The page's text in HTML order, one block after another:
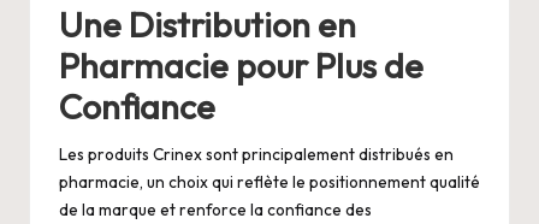
Une Distribution en
Pharmacie pour Plus de
Confiance
Les produits Crinex sont principalement distribués en
pharmacie, un choix qui reflète le positionnement qualité
de la marque et renforce la confiance des